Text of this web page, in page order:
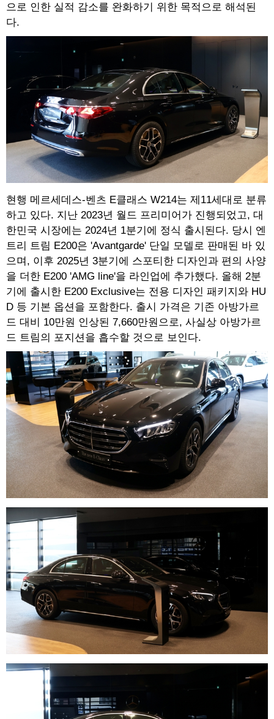
으로 인한 실적 감소를 완화하기 위한 목적으로 해석된
다.
현행 메르세데스-벤츠 E클래스 W214는 제11세대로 분류
하고 있다. 지난 2023년 월드 프리미어가 진행되었고, 대
한민국 시장에는 2024년 1분기에 정식 출시된다. 당시 엔
트리 트림 E200은 'Avantgarde' 단일 모델로 판매된 바 있
으며, 이후 2025년 3분기에 스포티한 디자인과 편의 사양
을 더한 E200 'AMG line'을 라인업에 추가했다. 올해 2분
기에 출시한 E200 Exclusive는 전용 디자인 패키지와 HU
D 등 기본 옵션을 포함한다. 출시 가격은 기존 아방가르
드 대비 10만원 인상된 7,660만원으로, 사실상 아방가르
드 트림의 포지션을 흡수할 것으로 보인다.